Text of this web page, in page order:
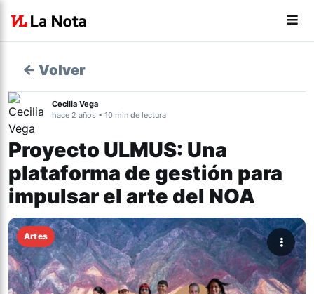
← Volver
Cecilia Vega
hace 2 años • 10 min de lectura
Proyecto ULMUS: Una
plataforma de gestión para
impulsar el arte del NOA
Artes